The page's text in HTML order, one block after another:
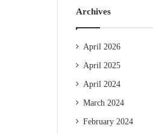
Archives
April 2026
April 2025
April 2024
March 2024
February 2024